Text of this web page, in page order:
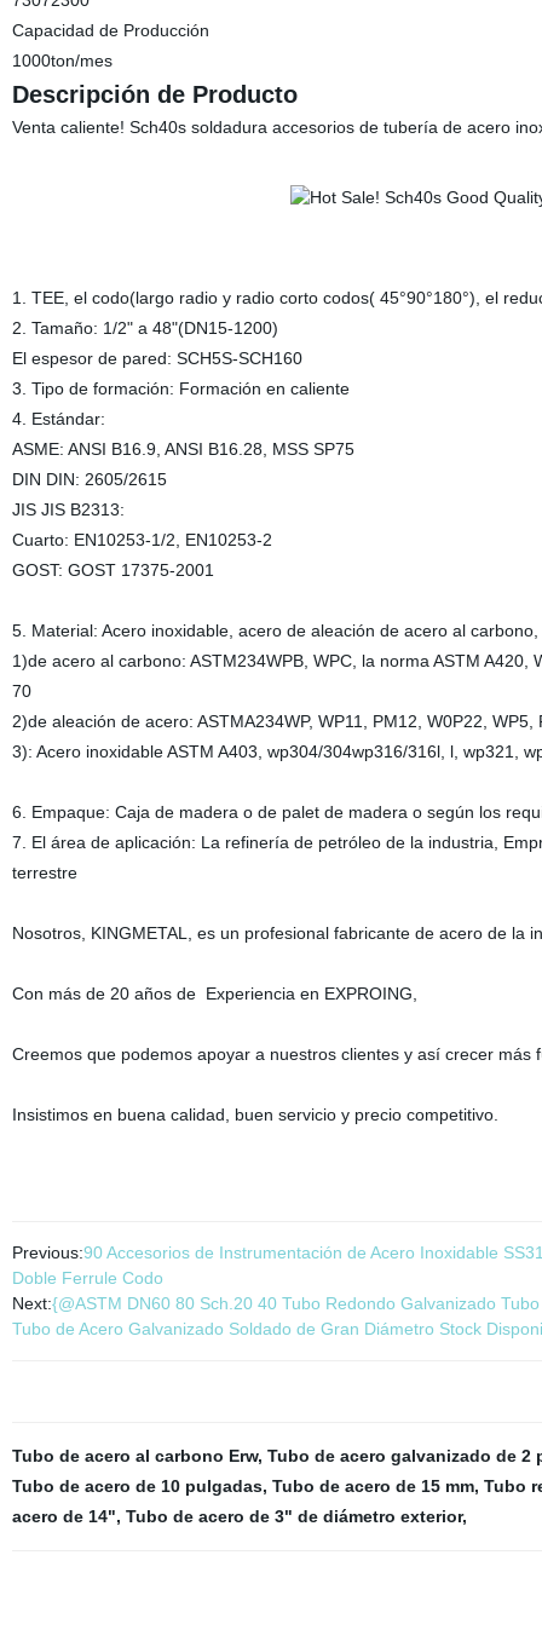
Capacidad de Producción
1000ton/mes
Descripción de Producto
Venta caliente! Sch40s soldadura accesorios de tubería de acero
1. TEE, el codo(largo radio y radio corto codos( 45°90°180°), el
2. Tamaño: 1/2" a 48"(DN15-1200)
El espesor de pared: SCH5S-SCH160
3. Tipo de formación: Formación en caliente
4. Estándar:
ASME: ANSI B16.9, ANSI B16.28, MSS SP75
DIN DIN: 2605/2615
JIS JIS B2313:
Cuarto: EN10253-1/2, EN10253-2
GOST: GOST 17375-2001
5. Material: Acero inoxidable, acero de aleación de acero al carbono,
1)de acero al carbono: ASTM234WPB, WPC, la norma ASTM A420,
70
2)de aleación de acero: ASTMA234WP, WP11, PM12, W0P22, WP5,
3): Acero inoxidable ASTM A403, wp304/304wp316/316l, l, wp321,
6. Empaque: Caja de madera o de palet de madera o según los
7. El área de aplicación: La refinería de petróleo de la industria,
terrestre
Nosotros, KINGMETAL, es un profesional fabricante de acero de la
Con más de 20 años de Experiencia en EXPROING,
Creemos que podemos apoyar a nuestros clientes y así crecer más
Insistimos en buena calidad, buen servicio y precio competitivo.
Previous:90 Accesorios de Instrumentación de Acero Inoxidable
Doble Ferrule Codo
Next:{@ASTM DN60 80 Sch.20 40 Tubo Redondo Galvanizado
Tubo de Acero Galvanizado Soldado de Gran Diámetro Stock
Tubo de acero al carbono Erw, Tubo de acero galvanizado de 2
Tubo de acero de 10 pulgadas, Tubo de acero de 15 mm, Tubo
acero de 14", Tubo de acero de 3" de diámetro exterior,